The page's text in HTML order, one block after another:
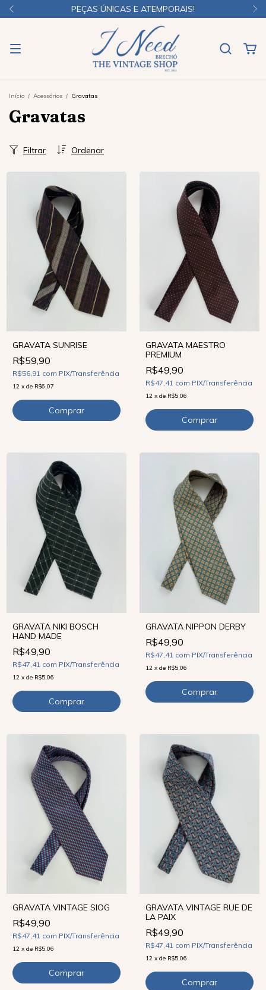
PEÇAS ÚNICAS E ATEMPORAIS!
Início / Acessórios / Gravatas
Gravatas
Ordenar
Filtrar
GRAVATA SUNRISE
R$59,90
R$56,91 com PIX/Transferência
12 x de R$6,07
GRAVATA MAESTRO
PREMIUM
R$49,90
R$47,41 com PIX/Transferência
12 x de R$5,06
GRAVATA NIKI BOSCH
HAND MADE
R$49,90
R$47,41 com PIX/Transferência
12 x de R$5,06
GRAVATA NIPPON DERBY
R$49,90
R$47,41 com PIX/Transferência
12 x de R$5,06
GRAVATA VINTAGE SIOG
R$49,90
R$47,41 com PIX/Transferência
12 x de R$5,06
GRAVATA VINTAGE RUE DE
LA PAIX
R$49,90
R$47,41 com PIX/Transferência
12 x de R$5,06